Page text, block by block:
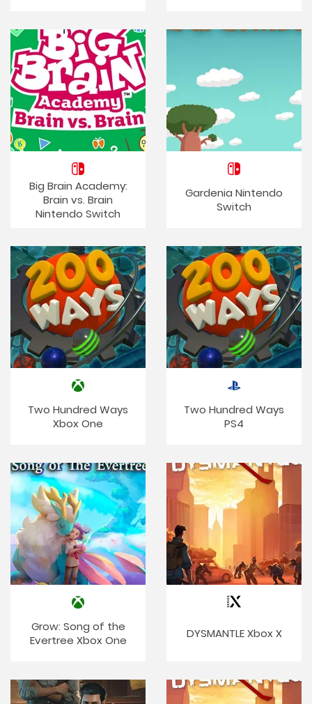
Big Brain Academy:
Brain vs. Brain
Nintendo Switch
Gardenia Nintendo
Switch
Two Hundred Ways
Xbox One
Two Hundred Ways
PS4
Grow: Song of the
Evertree Xbox One
DYSMANTLE Xbox X